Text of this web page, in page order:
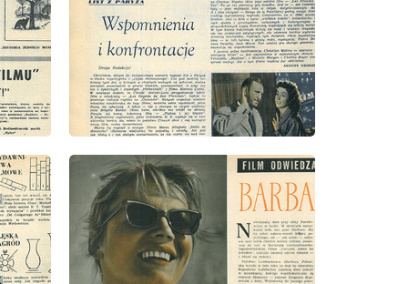
wydanie: 51/52/1958